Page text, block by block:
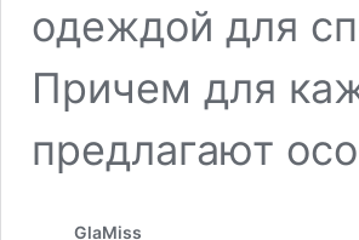
одеждой для
Причем для
предлагают
GlaMiss